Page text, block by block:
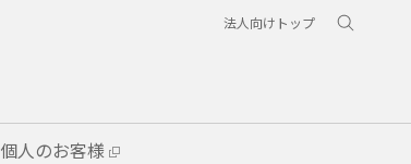
法人向けトップ
個人のお客様